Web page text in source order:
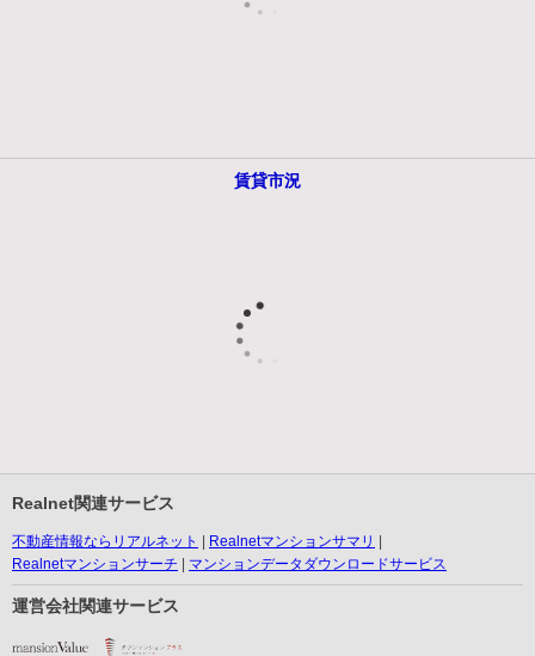
賃貸市況
Realnet関連サービス
不動産情報ならリアルネット
Realnetマンションサマリ
Realnetマンションサーチ
マンションデータダウンロードサービス
運営会社関連サービス